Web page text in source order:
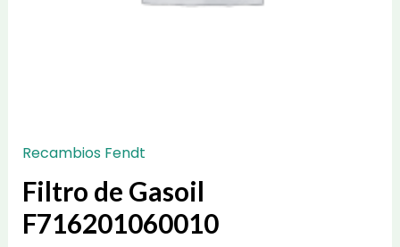
Recambios Fendt
Filtro de Gasoil
F716201060010